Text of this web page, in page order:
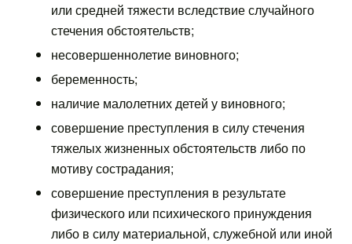
или средней тяжести вследствие случайного
стечения обстоятельств;
несовершеннолетие виновного;
беременность;
наличие малолетних детей у виновного;
совершение преступления в силу стечения
тяжелых жизненных обстоятельств либо по
мотиву сострадания;
совершение преступления в результате
физического или психического принуждения
либо в силу материальной, служебной или иной